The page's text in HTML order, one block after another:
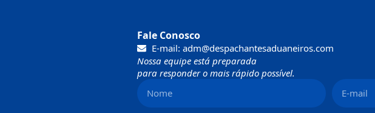
Fale Conosco
E-mail: adm@despachantesaduaneiros.com
Nossa equipe está preparada
para responder o mais rápido possível.